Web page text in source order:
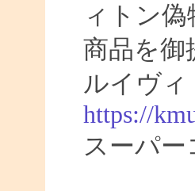
ィトン
商品を御
ルイヴ
https://
スーパー